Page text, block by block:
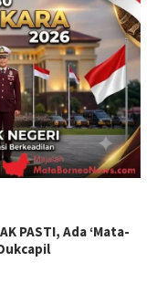
PASTI, Ada ‘Mata-